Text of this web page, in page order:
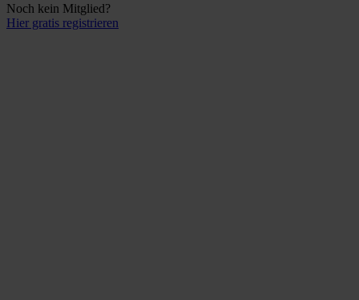
Noch kein Mitglied?
Hier gratis registrieren